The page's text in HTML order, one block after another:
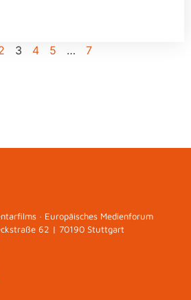
3 4 5 … 7
· Europäisches Medienforum
62 | 70190 Stuttgart